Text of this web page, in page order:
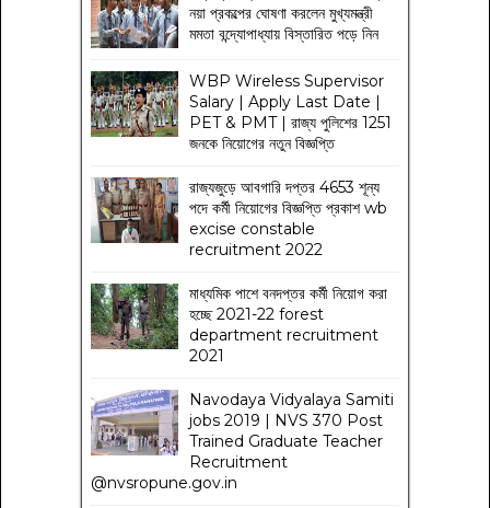
নয়া প্রকল্পের ঘোষণা করলেন মুখ্যমন্ত্রী
মমতা বন্দ্যোপাধ্যায় বিস্তারিত পড়ে নিন
WBP Wireless Supervisor
Salary | Apply Last Date |
PET & PMT | রাজ্য পুলিশের 1251
জনকে নিয়োগের নতুন বিজ্ঞপ্তি
রাজ্যজুড়ে আবগারি দপ্তর 4653 শূন্য
পদে কর্মী নিয়োগের বিজ্ঞপ্তি প্রকাশ wb
excise constable
recruitment 2022
মাধ্যমিক পাশে বনদপ্তর কর্মী নিয়োগ করা
হচ্ছে 2021-22 forest
department recruitment
2021
Navodaya Vidyalaya Samiti
jobs 2019 | NVS 370 Post
Trained Graduate Teacher
Recruitment
@nvsropune.gov.in